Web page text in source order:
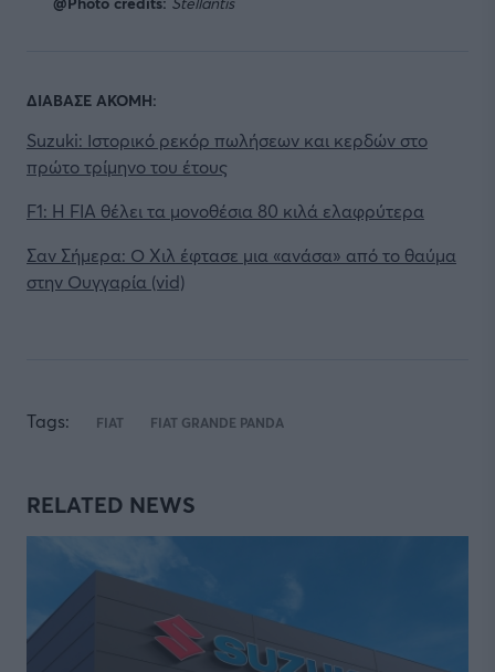
ΔΙΑΒΑΣΕ ΑΚΟΜΗ:
Suzuki: Ιστορικό ρεκόρ πωλήσεων και κερδών στο
πρώτο τρίμηνο του έτους
F1: H FIA θέλει τα μονοθέσια 80 κιλά ελαφρύτερα
Σαν Σήμερα: Ο Χιλ έφτασε μια «ανάσα» από το θαύμα
στην Ουγγαρία (vid)
Tags: FIAT FIAT GRANDE PANDA
RELATED NEWS